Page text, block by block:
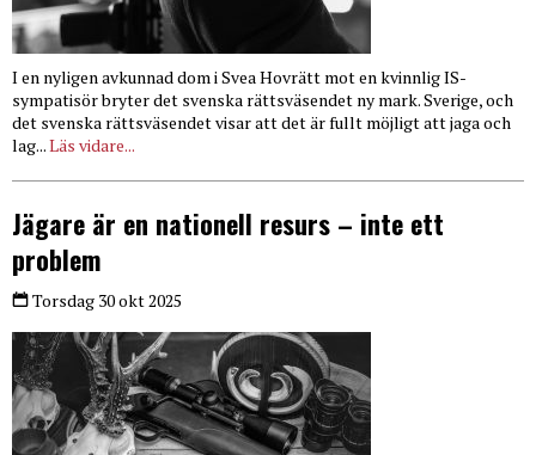
I en nyligen avkunnad dom i Svea Hovrätt mot en kvinnlig IS-
sympatisör bryter det svenska rättsväsendet ny mark. Sverige, och
det svenska rättsväsendet visar att det är fullt möjligt att jaga och
lag...Läs vidare...
Jägare är en nationell resurs – inte ett
problem
Torsdag 30 okt 2025